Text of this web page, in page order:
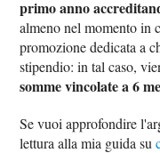
primo anno
almeno nel momento in
promozione dedicata a
stipendio: in tal caso,
somme vincolate a 6
Se vuoi approfondire
lettura alla mia guida su